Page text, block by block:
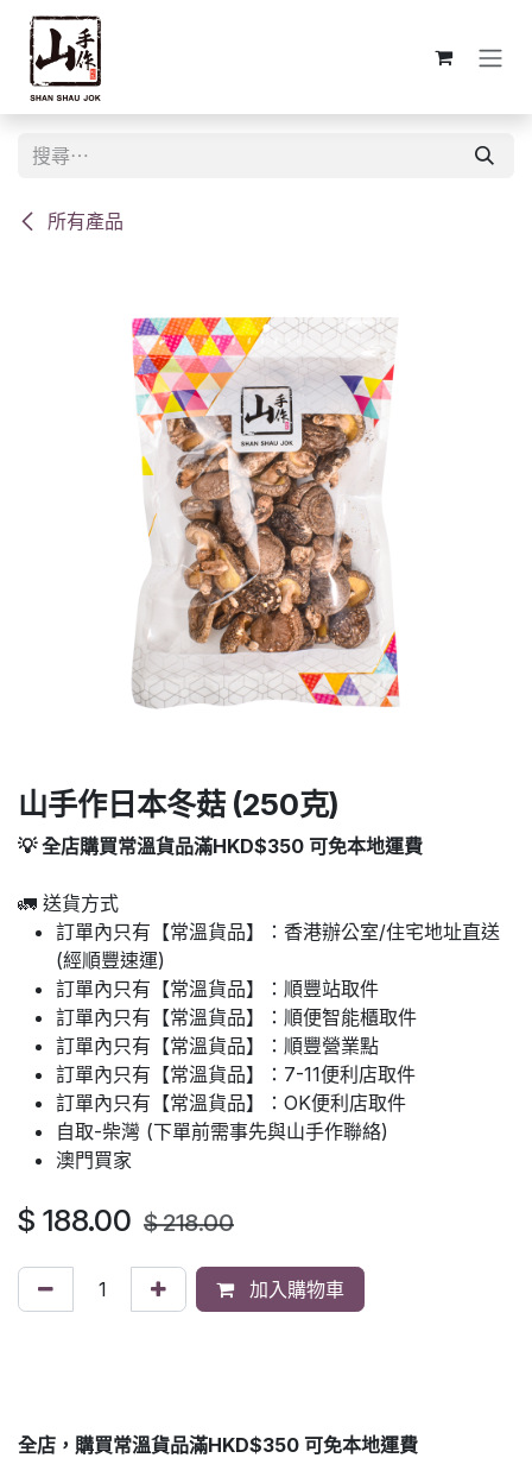
跳至內容
所有產品
山手作日本冬菇 (250克)
💡 全店購買常溫貨品滿HKD$350 可免本地運費
🚛 送貨方式
訂單內只有【常溫貨品】：香港辦公室/住宅地址直送
(經順豐速運)
訂單內只有【常溫貨品】：順豐站取件
訂單內只有【常溫貨品】：順便智能櫃取件
訂單內只有【常溫貨品】：順豐營業點
訂單內只有【常溫貨品】：7-11便利店取件
訂單內只有【常溫貨品】：OK便利店取件
自取-柴灣 (下單前需事先與山手作聯絡)
澳門買家
$ 188.00 $218.00
加入購物車
全店，購買常溫貨品滿HKD$350 可免本地運費